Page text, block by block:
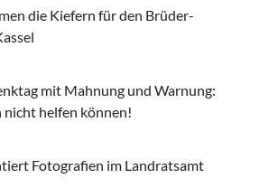
die Kiefern für den Brüder-
mit Mahnung und Warnung:
nicht helfen können!
Fotografien im Landratsamt